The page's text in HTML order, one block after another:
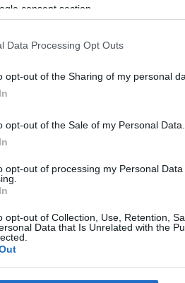
consent section.
Data Processing Opt Outs
opt-out of the Sharing of my personal
opt-out of the Sale of my Personal Data.
opt-out of processing my Personal
opt-out of Collection, Use, Retention,
Data that Is Unrelated with the
intézmények,
ellátó társadalmi szervezetek
honlapon olvasható.
önkormányzat élt a Közkincs
a közművelődési, könyvtári és